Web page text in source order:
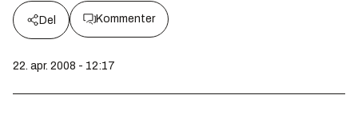
Del Kommenter
22. apr. 2008 - 12:17